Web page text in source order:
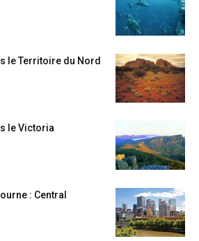
le Territoire du Nord
le Victoria
: Central